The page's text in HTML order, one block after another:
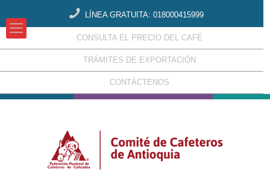
LÍNEA GRATUITA: 018000415999
CONSULTA EL PRECIO DEL CAFÉ
TRÁMITES DE EXPORTACIÓN
CONTÁCTENOS